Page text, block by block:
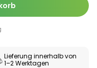
Lieferung innerhalb von
1–2 Werktagen